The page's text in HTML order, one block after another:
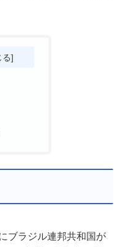
ブラジル連邦共和国が